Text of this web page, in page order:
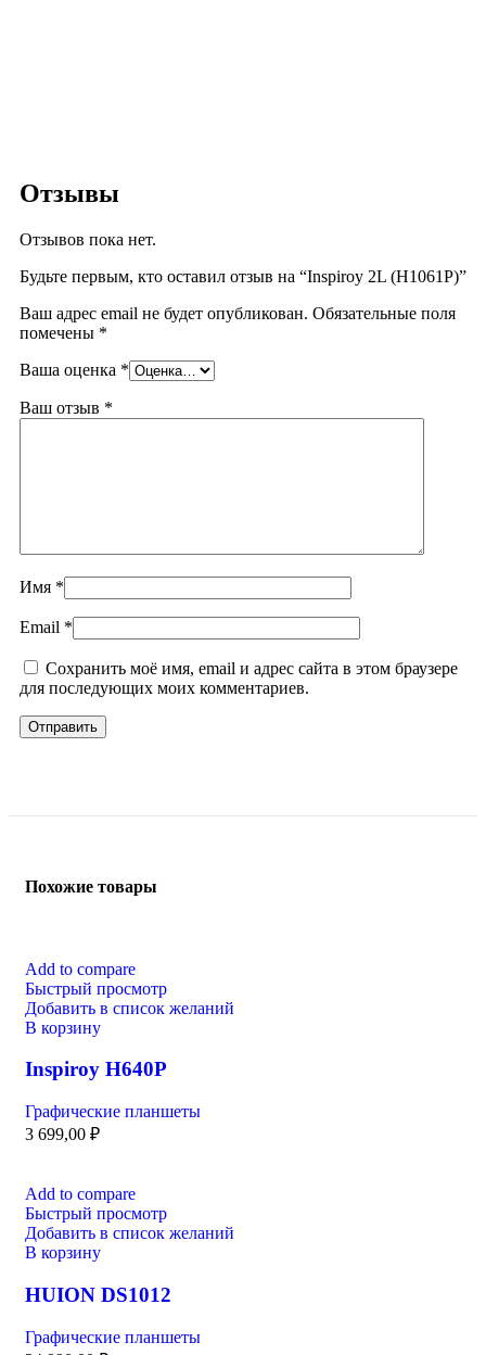
Отзывы
Отзывов пока нет.
Будьте первым, кто оставил отзыв на “Inspiroy 2L (H1061P)”
Ваш адрес email не будет опубликован. Обязательные поля
помечены *
Ваша оценка *
Ваш отзыв *
Имя *
Email *
Сохранить моё имя, email и адрес сайта в этом браузере
для последующих моих комментариев.
Похожие товары
Add to compare
Быстрый просмотр
Добавить в список желаний
В корзину
Inspiroy H640P
Графические планшеты
3 699,00 ₽
Add to compare
Быстрый просмотр
Добавить в список желаний
В корзину
HUION DS1012
Графические планшеты